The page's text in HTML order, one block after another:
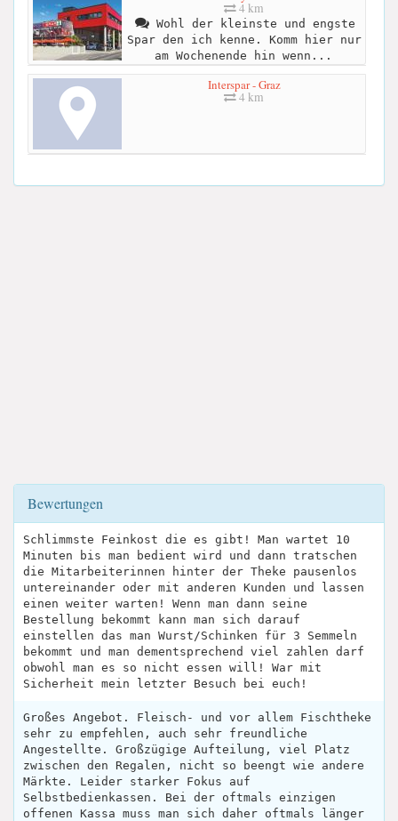
4 km
Wohl der kleinste und engste
Spar den ich kenne. Komm hier nur
am Wochenende hin wenn...
Interspar - Graz
4 km
Bewertungen
Schlimmste Feinkost die es gibt! Man wartet 10
Minuten bis man bedient wird und dann tratschen
die Mitarbeiterinnen hinter der Theke pausenlos
untereinander oder mit anderen Kunden und lassen
einen weiter warten! Wenn man dann seine
Bestellung bekommt kann man sich darauf
einstellen das man Wurst/Schinken für 3 Semmeln
bekommt und man dementsprechend viel zahlen darf
obwohl man es so nicht essen will! War mit
Sicherheit mein letzter Besuch bei euch!
Großes Angebot. Fleisch- und vor allem Fischtheke
sehr zu empfehlen, auch sehr freundliche
Angestellte. Großzügige Aufteilung, viel Platz
zwischen den Regalen, nicht so beengt wie andere
Märkte. Leider starker Fokus auf
Selbstbedienkassen. Bei der oftmals einzigen
offenen Kassa muss man sich daher oftmals länger